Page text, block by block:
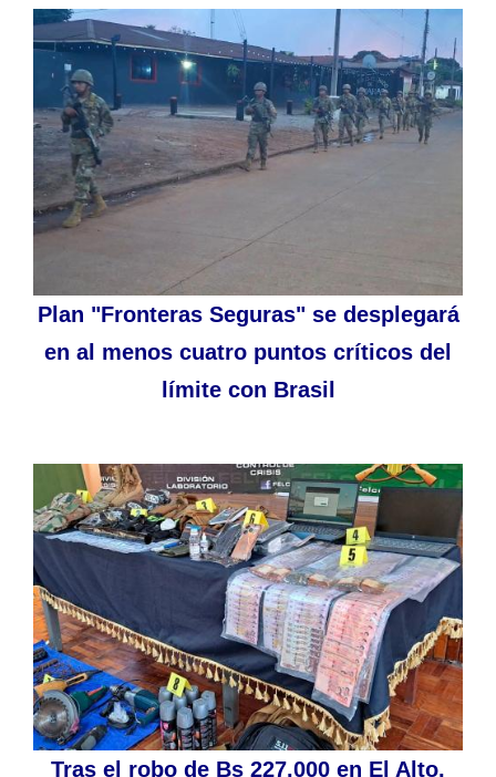
Plan "Fronteras Seguras" se desplegará
en al menos cuatro puntos críticos del
límite con Brasil
Tras el robo de Bs 227.000 en El Alto,